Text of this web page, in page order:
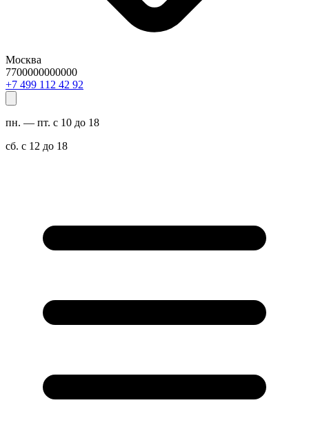
Москва
7700000000000
29 24 211 994 7+
пн. — пт. с 10 до 18
сб. с 12 до 18